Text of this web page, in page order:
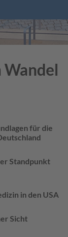
für die
Standpunkt
in den USA
Sicht